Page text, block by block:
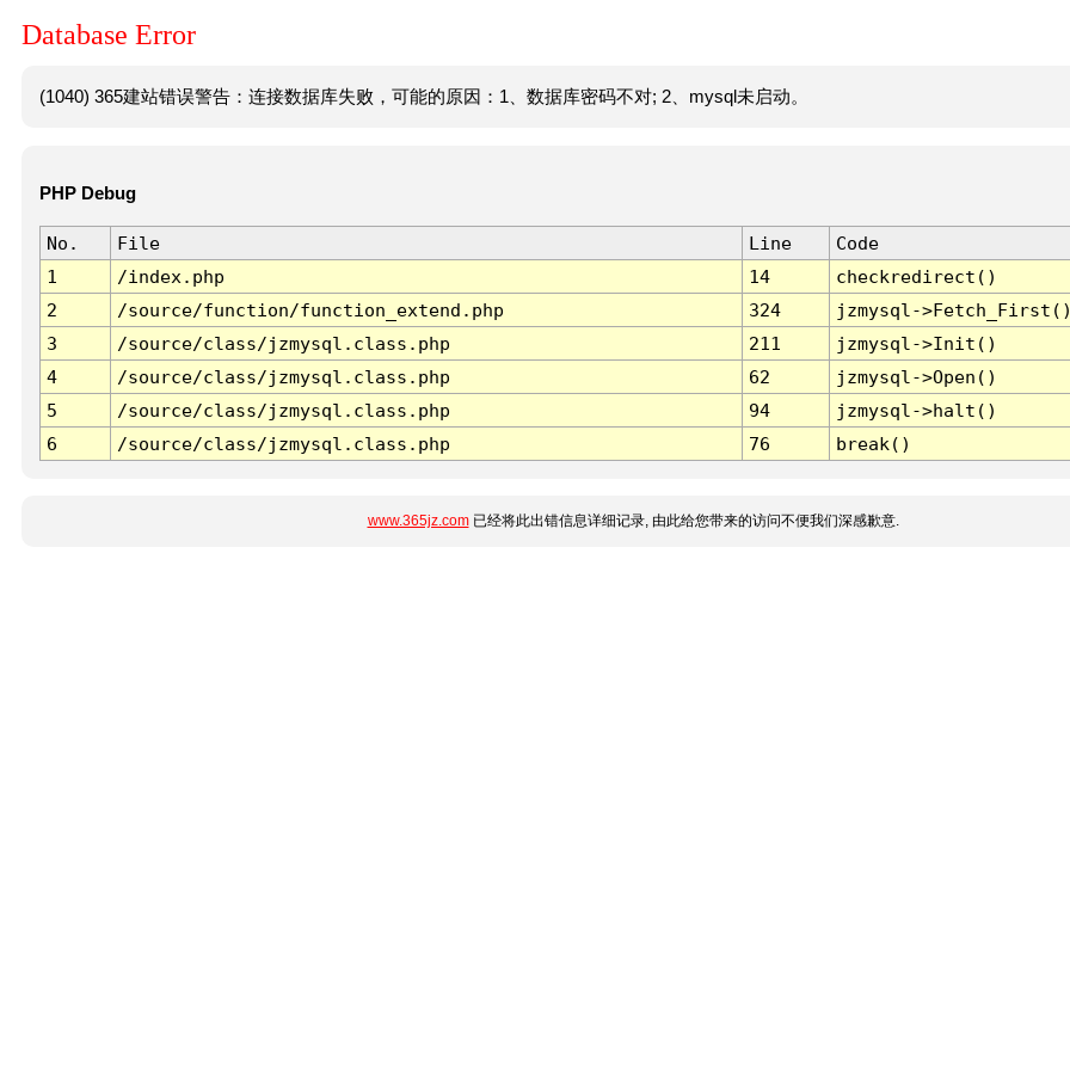
Database Error
(1040) 365建站错误警告：连接数据库失败，可能的原因：1、数据库密码不对; 2、mysql未启动。
PHP Debug
No. File Line
Code
1
/index.php 14
checkredirect()
2
/source/function/function_extend.php 324
jzmysql-
3
/source/class/jzmysql.class.php 211
jzmysql->Init()
4
/source/class/jzmysql.class.php 62
jzmysql->Open()
5
/source/class/jzmysql.class.php 94
jzmysql->halt()
6
/source/class/jzmysql.class.php 76 break()
www.365jz.com已经将此出错信息详细记录, 由此给您带来的访问不便我们深感歉意.